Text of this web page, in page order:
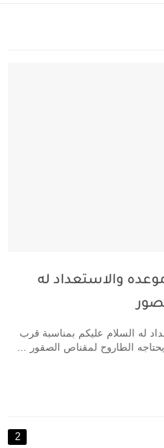
والاستعداد له
له السلام عليكم بمناسبة قرب
الطاروح لمقناص الصقور ...
2